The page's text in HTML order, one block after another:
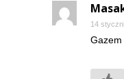
14
Gazem